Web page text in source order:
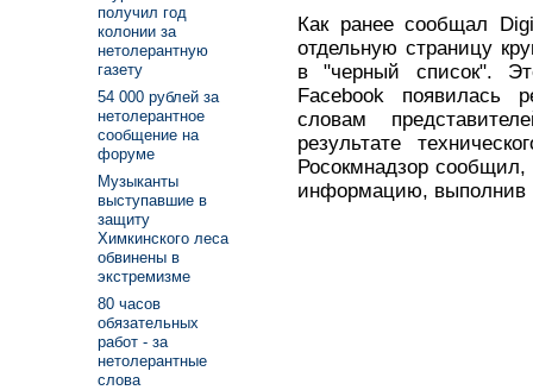
Как ранее сообщал
отдельную страницу
в "черный список".
Facebook появилась
словам
результате
Росокмнадзор
информацию, выполнив
получил год
колонии за
нетолерантную
газету
54 000 рублей за
нетолерантное
сообщение на
форуме
Музыканты
выступавшие в
защиту
Химкинского леса
обвинены в
экстремизме
80 часов
обязательных
работ - за
нетолерантные
слова